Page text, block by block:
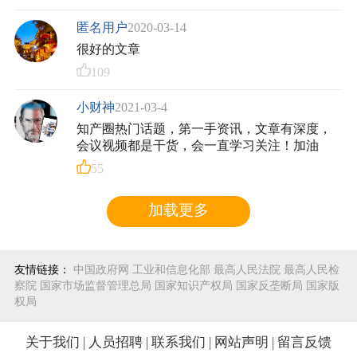
匿名用户2020-03-14
很好的文章
109
小财神2021-03-4
知产圈热门话题，第一手资讯，文章有深度，
会议视频都是干货，会一直学习关注！加油
55
加载更多
友情链接： 中国政府网 工业和信息化部 最高人民法院 最高人民检
察院 国家市场监督管理总局 国家知识产权局 国家反垄断局 国家版
权局
关于我们 人员招聘 联系我们 网站声明 留言反馈